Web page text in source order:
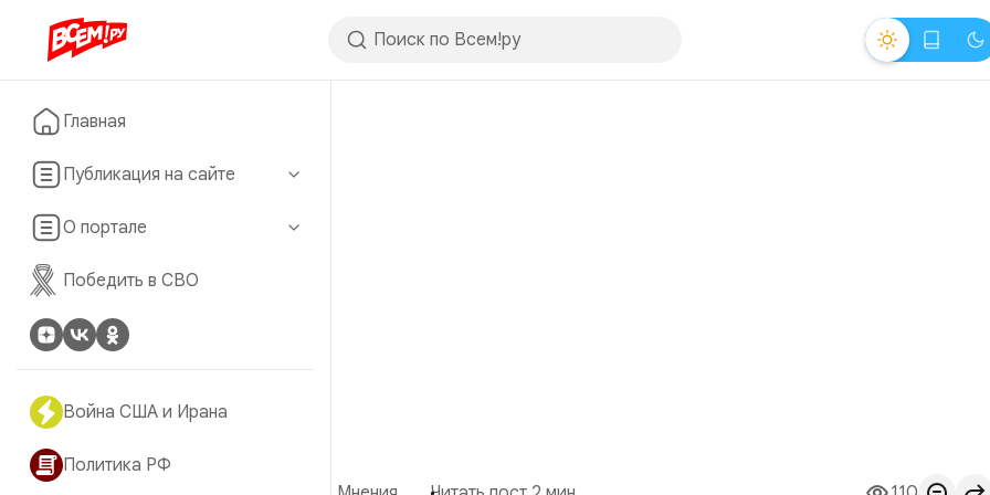
Главная
Публикация на сайте
О портале
Победить в СВО
Война США и Ирана
Политика РФ